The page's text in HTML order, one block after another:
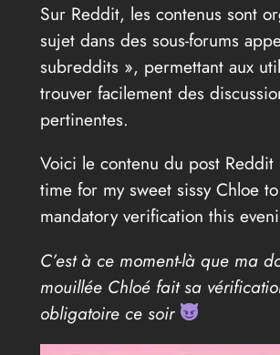
Sur Reddit, les contenus sont
sujet dans des sous-forums
subreddits », permettant aux
trouver facilement des
pertinentes.
Voici le contenu du post Reddit
time for my sweet sissy Chloe
mandatory verification this
C’est à ce moment-là que ma
mouillée Chloé fait sa
obligatoire ce soir